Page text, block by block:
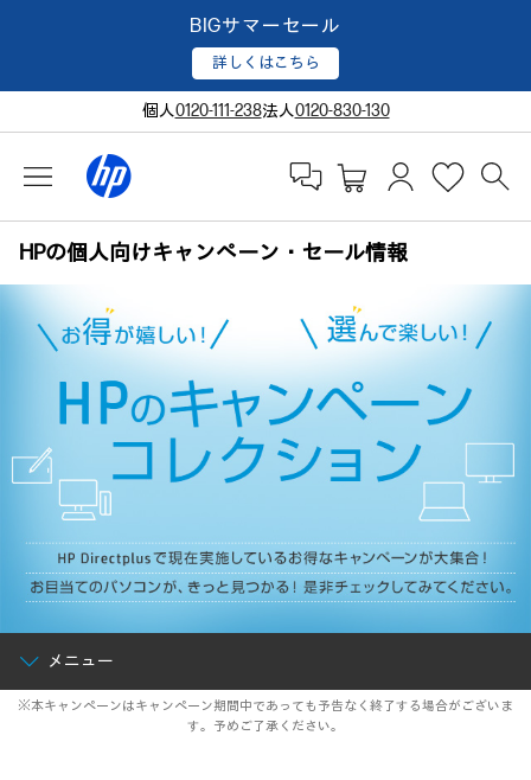
BIGサマーセール
詳しくはこちら
個人0120-111-238法人0120-830-130
HPの個人向けキャンペーン・セール情報
メニュー
※本キャンペーンはキャンペーン期間中であっても予告なく終了する場合がございま
す。予めご了承ください。